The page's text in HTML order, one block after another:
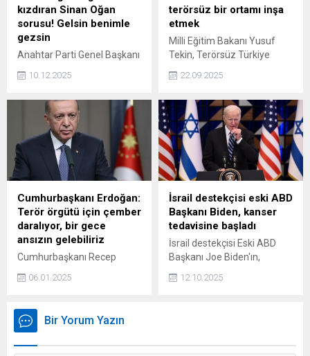
Köroğlu, yurtdışındaki
büyüme hedefleri
Körfez ülkelerinin gözdesi
Dubai'ye odaklanıyor.
kızdıran Sinan Oğan
sorusu! Gelsin benimle
gezsin
Anahtar Parti Genel Başkanı
yöneltilen "Sinan Oğan gibi
tepki gösterdi.
10.12.2025
terörsüz bir ortamı inşa
etmek
Milli Eğitim Bakanı Yusuf
Tekin, Terörsüz Türkiye
uğruna binlerce insanımızın
coğrafyada barışı, terörsüz
bir ortamı inşa etmek,
şehitlerimizin ve
gazilerimizin bu anlamdaki
fedakarlıklarını anlamlı hale
getirip nihayete erdirmek”
dedi.
22.09.2025
Cumhurbaşkanı Erdoğan:
Terör örgütü için çember
daralıyor, bir gece
ansızın gelebiliriz
Cumhurbaşkanı Recep
Tayyip Erdoğan
başkanlığında toplanan
Toplantı sonrası
açıklamalarda bulunan
06.01.2025
İsrail destekçisi eski ABD
Başkanı Biden, kanser
tedavisine başladı
İsrail destekçisi Eski ABD
Başkanı Joe Biden'ın,
prostat kanseri tedavisinin
bir parçası olarak
12.10.2025
Bir Yorum Yazın